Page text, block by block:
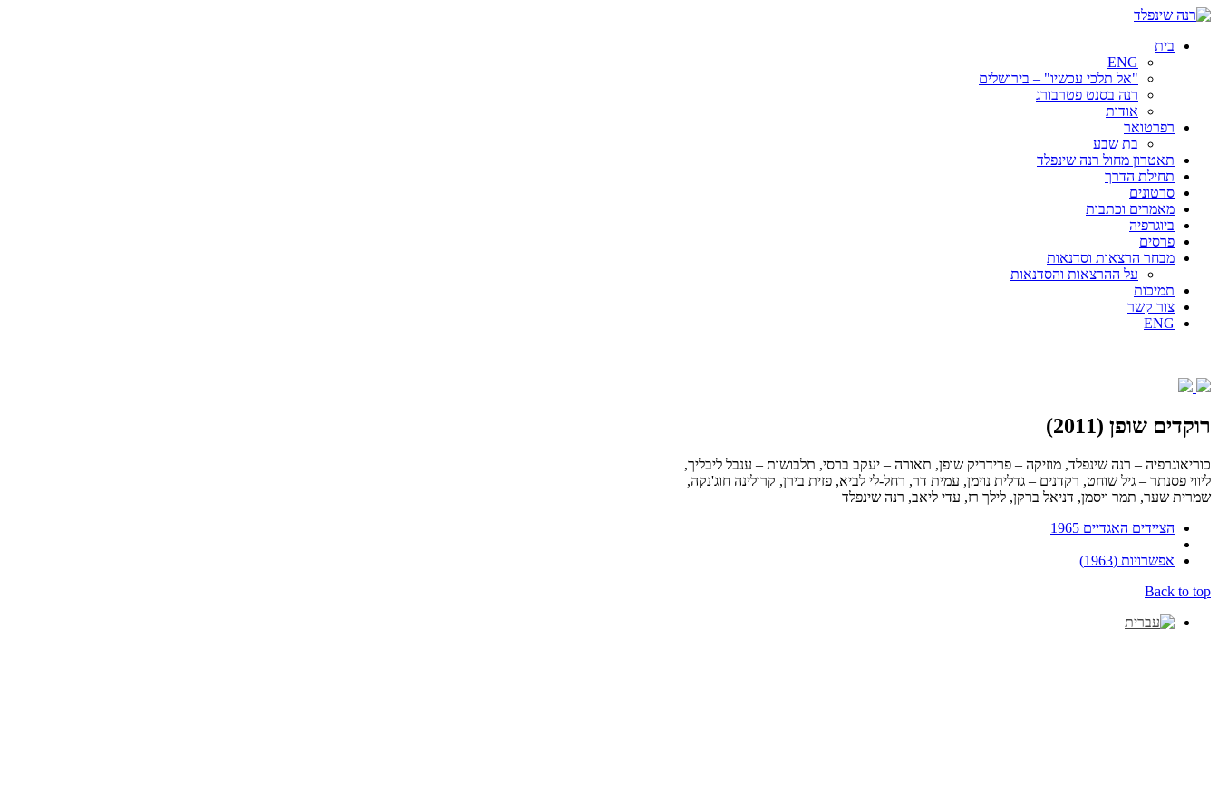
בית
ENG
"אל תלכי עכשיו" – בירושלים
רנה בסנט פטרבורג
אודות
רפרטואר
בת שבע
תאטרון מחול רנה שינפלד
תחילת הדרך
סרטונים
מאמרים וכתבות
ביוגרפיה
פרסים
מבחר הרצאות וסדנאות
על ההרצאות והסדנאות
תמיכות
צור קשר
ENG
רוקדים שופן (2011)
כוריאוגרפיה – רנה שינפלד, מוזיקה – פרידריק שופן, תאורה – יעקב ברסי, תלבושות – ענבל ליבליך,
ליווי פסנתר – גיל שוחט, רקדנים – גדלית נוימן, עמית דר, רחל-לי לביא, פזית בירן, קרולינה חוג'נקה,
שמרית שער, תמר ויסמן, דניאל ברקן, לילך רז, עדי ליאב, רנה שינפלד
הציידים האגדיים 1965
אפשרויות (1963)
Back to top